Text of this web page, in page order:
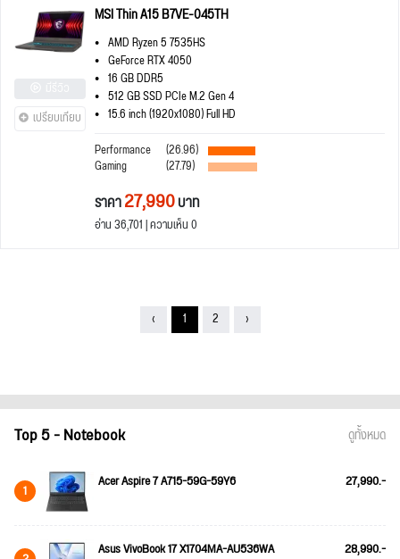
เปรียบเทียบ
MSI Thin A15 B7VE-045TH
AMD Ryzen 5 7535HS
GeForce RTX 4050
16 GB DDR5
512 GB SSD PCIe M.2 Gen 4
15.6 inch (1920x1080) Full HD
Performance
(26.96)
Gaming (27.79)
ราคา27,990บาท
อ่าน 36,701 | ความเห็น 0
‹ 1 2 ›
Top 5 - Notebook ดูทั้งหมด
1 Acer Aspire 7 A715-59G-59Y6 27,990.-
Asus VivoBook 17 X1704MA-AU536WA 28,990.-